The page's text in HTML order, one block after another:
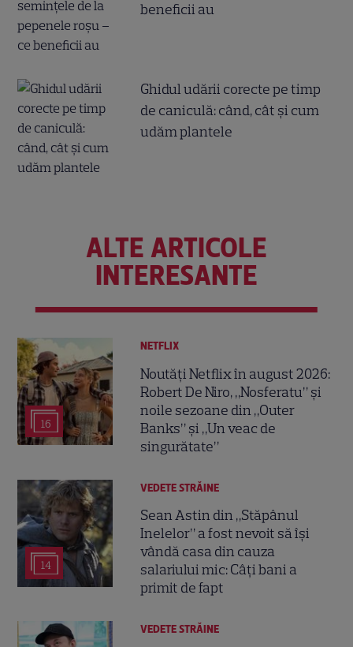
beneficii au
Ghidul udării corecte pe timp
de caniculă: când, cât şi cum
udăm plantele
ALTE ARTICOLE
INTERESANTE
16
NETFLIX
Noutăți Netflix în august 2026:
Robert De Niro, „Nosferatu” și
noile sezoane din „Outer
Banks” și „Un veac de
singurătate”
14
VEDETE STRĂINE
Sean Astin din „Stăpânul
Inelelor” a fost nevoit să își
vândă casa din cauza
salariului mic: Câți bani a
primit de fapt
VEDETE STRĂINE